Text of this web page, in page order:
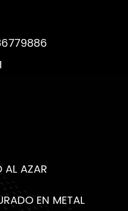
AL AZAR
EN METAL